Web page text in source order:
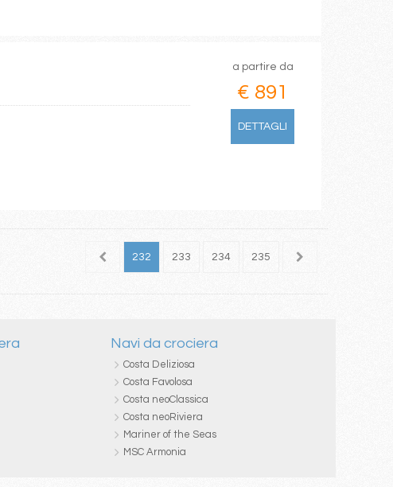
a partire da
€ 891
DETTAGLI
231 232 233 234 235 236
Navi da crociera
Costa Deliziosa
Costa Favolosa
Costa neoClassica
Costa neoRiviera
Mariner of the Seas
MSC Armonia